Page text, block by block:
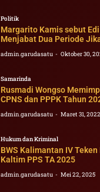
Politik
Margarito Kamis sebut
Menjabat Dua Periode
admin.garudasatu Oktober 30,
Samarinda
Rusmadi Wongso
CPNS dan PPPK Tahun
admin.garudasatu Maret 31, 2022
Hukum dan Kriminal
BWS Kalimantan IV
Kaltim PPS TA 2025
admin.garudasatu Mei 22, 2025